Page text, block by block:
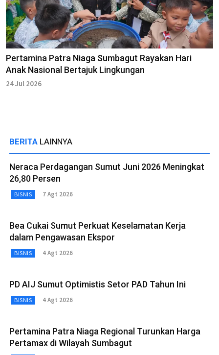
Pertamina Patra Niaga Sumbagut Rayakan Hari
Anak Nasional Bertajuk Lingkungan
24 Jul 2026
BERITA LAINNYA
Neraca Perdagangan Sumut Juni 2026 Meningkat
26,80 Persen
BISNIS 7 Agt 2026
Bea Cukai Sumut Perkuat Keselamatan Kerja
dalam Pengawasan Ekspor
BISNIS 4 Agt 2026
PD AIJ Sumut Optimistis Setor PAD Tahun Ini
BISNIS 4 Agt 2026
Pertamina Patra Niaga Regional Turunkan Harga
Pertamax di Wilayah Sumbagut